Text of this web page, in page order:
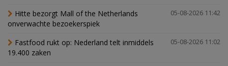
05-08-2026 11:42
Hitte bezorgt Mall of the Netherlands
onverwachte bezoekerspiek
05-08-2026 11:02
Fastfood rukt op: Nederland telt inmiddels
19.400 zaken